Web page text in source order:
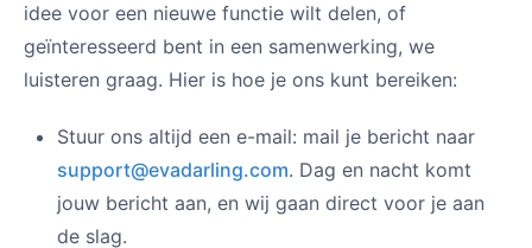
idee voor een nieuwe functie wilt delen, of
geïnteresseerd bent in een samenwerking, we
luisteren graag. Hier is hoe je ons kunt bereiken:
Stuur ons altijd een e-mail: mail je bericht naar
support@evadarling.com. Dag en nacht komt
jouw bericht aan, en wij gaan direct voor je aan
de slag.